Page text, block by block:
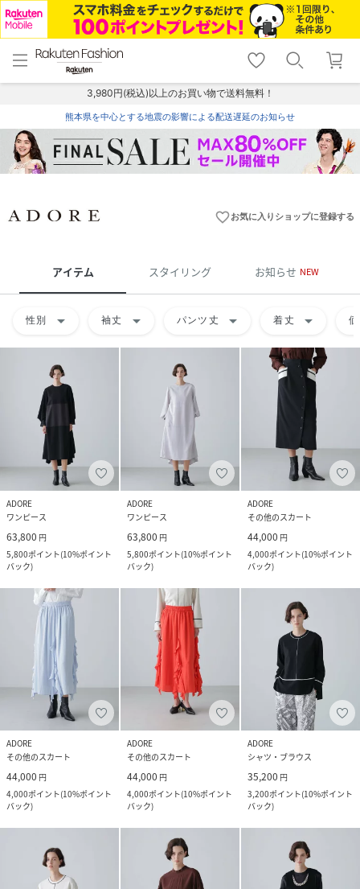
menu home
トップ
shopping_cart lock_outline
ログイン
3,980円(税込)以上のお買い物で送料無料！
熊本県を中心とする地震の影響による配送遅延のお知らせ
favorite_borderお気に入りショップに登録する
アイテム スタイリング お知らせ NEW
性別 arrow_drop_down 袖丈 arrow_drop_down パンツ丈 arrow_drop_down 着丈 arrow_drop_down
ADORE
ワンピース
63,800 円
5,800ポイント(10%ポイント
バック)
ADORE
ワンピース
63,800 円
5,800ポイント(10%ポイント
バック)
ADORE
その他のスカート
44,000 円
4,000ポイント(10%ポイント
バック)
ADORE
その他のスカート
44,000 円
4,000ポイント(10%ポイント
バック)
ADORE
その他のスカート
44,000 円
4,000ポイント(10%ポイント
バック)
ADORE
シャツ・ブラウス
35,200 円
3,200ポイント(10%ポイント
バック)